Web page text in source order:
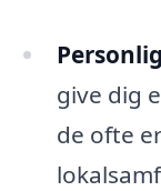
give dig
de ofte